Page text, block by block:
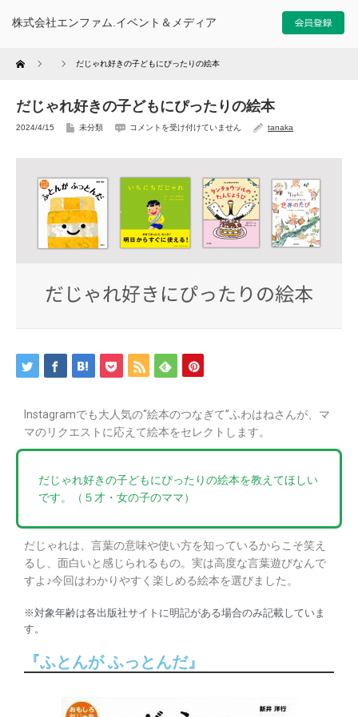
株式会社エンファム.イベント＆メディア
Home だじゃれ好きの子どもにぴったりの絵本
だじゃれ好きの子どもにぴったりの絵本
2024/4/15 未分類 コメントを受け付けていません tanaka
Instagramでも大人気の“絵本のつなぎて”ふわはねさんが、マ
マのリクエストに応えて絵本をセレクトします。
だじゃれ好きの子どもにぴったりの絵本を教えてほしい
です。（５才・女の子のママ）
だじゃれは、言葉の意味や使い方を知っているからこそ笑え
るし、面白いと感じられるもの。実は高度な言葉遊びなんで
すよ♪今回はわかりやすく楽しめる絵本を選びました。
※対象年齢は各出版社サイトに明記がある場合のみ記載していま
す。
『ふとんが ふっとんだ』